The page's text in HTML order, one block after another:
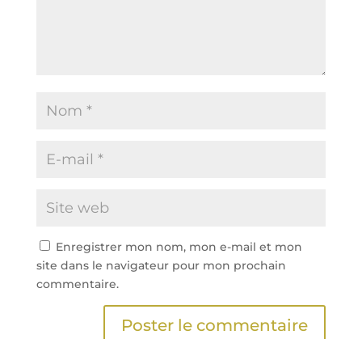
Enregistrer mon nom, mon e-mail et mon
site dans le navigateur pour mon prochain
commentaire.